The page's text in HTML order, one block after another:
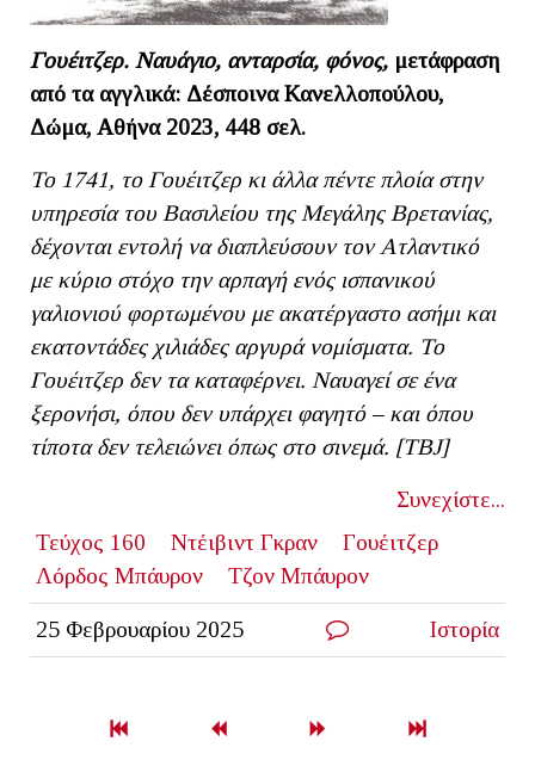
Γουέιτζερ. Ναυάγιο, ανταρσία, φόνος, μετάφραση
από τα αγγλικά: Δέσποινα Κανελλοπούλου,
Δώμα, Αθήνα 2023, 448 σελ.
To1741, το Γουέιτζερ κι άλλα πέντε πλοία στην
υπηρεσία του Βασιλείου της Μεγάλης Βρετανίας,
δέχονται εντολή να διαπλεύσουν τον Ατλαντικό
με κύριο στόχο την αρπαγή ενός ισπανικού
γαλιονιού φορτωμένου με ακατέργαστο ασήμι και
εκατοντάδες χιλιάδες αργυρά νομίσματα. Το
Γουέιτζερ δεν τα καταφέρνει. Ναυαγεί σε ένα
ξερονήσι, όπου δεν υπάρχει φαγητό – και όπου
τίποτα δεν τελειώνει όπως στο σινεμά. [ΤΒJ]
Συνεχίστε...
Τεύχος 160
Ντέιβιντ Γκραν
Γουέιτζερ
Λόρδος Μπάυρον
Τζον Μπάυρον
25 Φεβρουαρίου 2025 Ιστορία